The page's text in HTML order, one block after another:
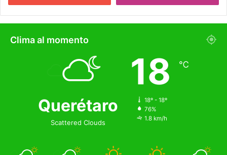
Clima al momento
Querétaro
Scattered Clouds
18 ℃
18º - 18º
76%
1.8 km/h